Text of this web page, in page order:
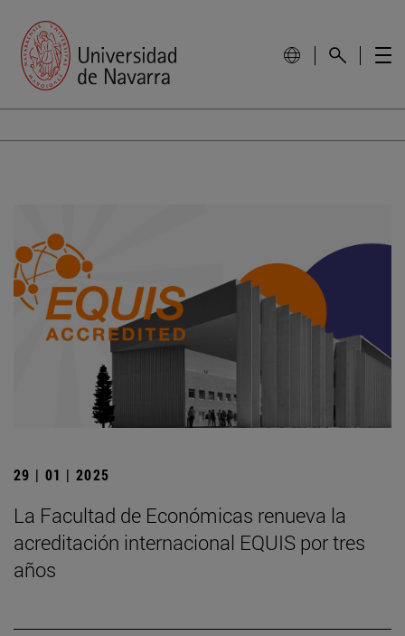
29 | 01 | 2025
La Facultad de Económicas renueva la
acreditación internacional EQUIS por tres
años